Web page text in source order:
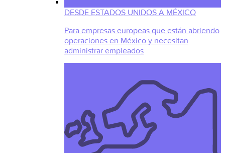
DESDE ESTADOS UNIDOS A MÉXICO
Para empresas europeas que están abriendo
operaciones en México y necesitan
administrar empleados